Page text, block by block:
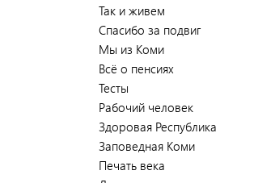
Так и живем
Спасибо за подвиг
Мы из Коми
Всё о пенсиях
Тесты
Рабочий человек
Здоровая Республика
Заповедная Коми
Печать века